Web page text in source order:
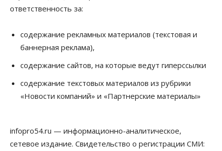
Расходы новосибирцев на спорт выросли на 40%
за полгода
07 Августа 2026, 14:35
07 Августа 2026, 14:00
07 Августа 2026, 13:55
ответственность за:
содержание рекламных материалов (текстовая и
баннерная реклама),
содержание сайтов, на которые ведут гиперссылки
содержание текстовых материалов из рубрики
«Новости компаний» и «Партнерские материалы»
infopro54.ru — информационно-аналитическое,
сетевое издание. Свидетельство о регистрации СМИ: